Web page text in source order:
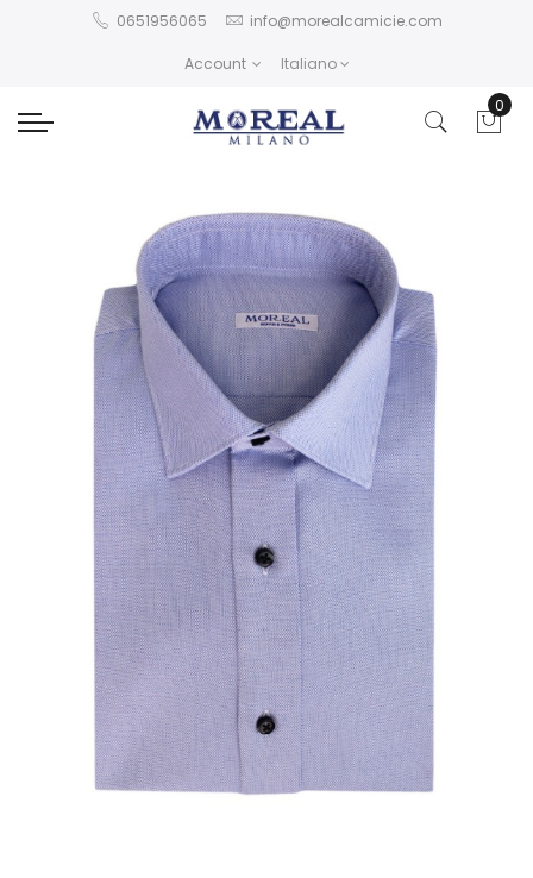
0651956065 info@morealcamicie.com
Account Italiano
0